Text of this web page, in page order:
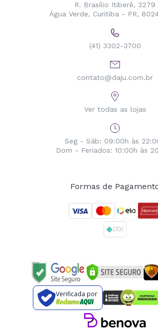
R. Brasílio Itiberê, 3279
Água Verde, Curitiba - PR,
(41) 3302-3700
contato@daju.com.br
Ver todas as lojas
Seg - Sáb: 09:00h às
Dom - Feriados: 10:00h às
Formas de
Verificada por